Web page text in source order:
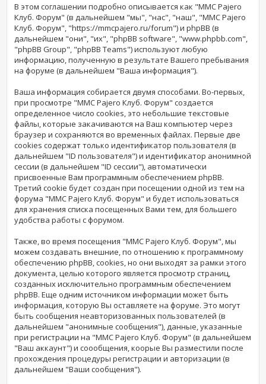
В этом соглашении подробно описывается как "MMC Pajero
Клуб. Форум" (в дальнейшем "мы", "нас", "наш", "MMC Pajero
Клуб. Форум", "https://mmcpajero.ru/forum") и phpBB (в
дальнейшем "они", "их", "phpBB software", "www.phpbb.com",
"phpBB Group", "phpBB Teams") используют любую
информацию, полученную в результате Вашего пребывания
на форуме (в дальнейшем "Ваша информация").
Ваша информация собирается двумя способами. Во-первых,
при просмотре "MMC Pajero Клуб. Форум" создается
определенное число cookies, это небольшие текстовые
файлы, которые закачиваются на Ваш компьютер через
браузер и сохраняются во временных файлах. Первые две
cookies содержат только идентификатор пользователя (в
дальнейшем "ID пользователя") и идентификатор анонимной
сессии (в дальнейшем "ID сессии"), автоматически
присвоенные Вам программным обеспечением phpBB.
Третий cookie будет создан при посещении одной из тем на
форума "MMC Pajero Клуб. Форум" и будет использоваться
для хранения списка посещенных Вами тем, для большего
удобства работы с форумом.
Также, во время посещения "MMC Pajero Клуб. Форум", мы
можем создавать внешние, по отношению к программному
обеспечению phpBB, cookies, но они выходят за рамки этого
документа, целью которого является просмотр страниц,
созданных исключительно программным обеспечением
phpBB. Еще одним источником информации может быть
информация, которую Вы оставляете на форуме. Это могут
быть сообщения неавторизованных пользователей (в
дальнейшем "анонимные сообщения"), данные, указанные
при регистрации на "MMC Pajero Клуб. Форум" (в дальнейшем
"Ваш аккаунт") и соообщения, коорые Вы разместили после
прохождения процедуры регистрации и авторизации (в
дальнейшем "Ваши сообщения").